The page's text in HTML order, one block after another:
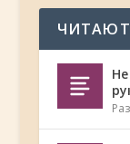
ЧИТАЮТ